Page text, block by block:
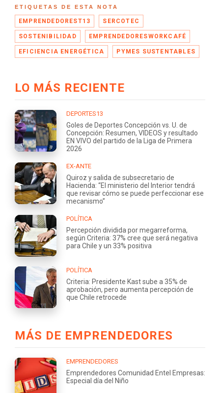
ETIQUETAS DE ESTA NOTA
EMPRENDEDOREST13 SERCOTEC
SOSTENIBILIDAD EMPRENDEDORESWORKCAFÉ
EFICIENCIA ENERGÉTICA PYMES SUSTENTABLES
LO MÁS RECIENTE
DEPORTES13
Goles de Deportes Concepción vs. U. de
Concepción: Resumen, VIDEOS y resultado
EN VIVO del partido de la Liga de Primera
2026
EX-ANTE
Quiroz y salida de subsecretario de
Hacienda: “El ministerio del Interior tendrá
que revisar cómo se puede perfeccionar ese
mecanismo”
POLÍTICA
Percepción dividida por megarreforma,
según Criteria: 37% cree que será negativa
para Chile y un 33% positiva
POLÍTICA
Criteria: Presidente Kast sube a 35% de
aprobación, pero aumenta percepción de
que Chile retrocede
MÁS DE EMPRENDEDORES
EMPRENDEDORES
Emprendedores Comunidad Entel Empresas:
Especial día del Niño